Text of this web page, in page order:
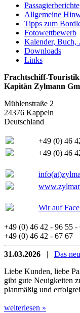
Passagierberichte
Allgemeine
Tipps zum
Fotowettbewerb
Kalender, Buch,
Downloads
Links
Frachtschiff-Touristik
Kapitän Zylmann
Mühlenstraße 2
24376 Kappeln
Deutschland
+49 (0) 46
+49 (0) 46
Wir auf
+49 (0) 46 42 - 96 55 -
+49 (0) 46 42 - 67 67
31.03.2026 | Das
Liebe Kunden, liebe
gibt gute Neuigkeiten
planmäßig und
weiterlesen »